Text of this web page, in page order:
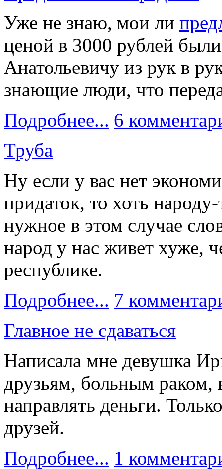
Уже не знаю, мои ли
ценой в 3000 рублей
Анатольевичу из рук в
знающие люди, что
Подробнее... 6
Труба
Ну если у вас нет
придаток, то хоть
нужное в этом случае
народ у нас живет хуже,
республике.
Подробнее... 7
Главное не сдаваться
Написала мне девушка
друзьям, больным раком,
направлять деньги.
друзей.
Подробнее... 1